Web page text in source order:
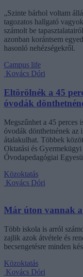
„Szinte bárhol voltam
tagozatos hallgató
számolt be
azonban korántsem
hasonló nehézségekről.
Campus life
Kovács Dóri
Eltörölnék a 45
óvodák
Megszűnhet a 45 perces
óvodák dönthetnének az
átalakulhat. Többek
Oktatási és
Óvodapedagógiai
Közoktatás
Kovács Dóri
Már úton vannak
Több iskola is arról
zajlik azok átvétele és
becsengetésre minden
Közoktatás
Kovács Dóri